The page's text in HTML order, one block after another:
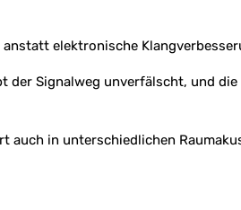
elektronische
Signalweg unverfälscht, und
auch in unterschiedlichen